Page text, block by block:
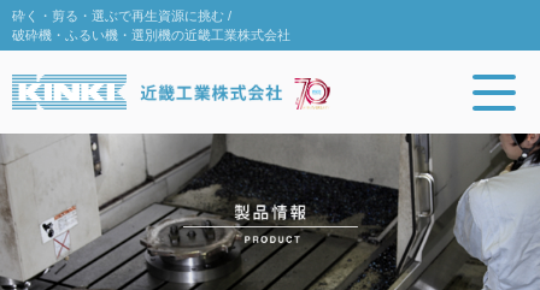
砕く・剪る・選ぶで再生資源に挑む /
破砕機・ふるい機・選別機の近畿工業株式会社